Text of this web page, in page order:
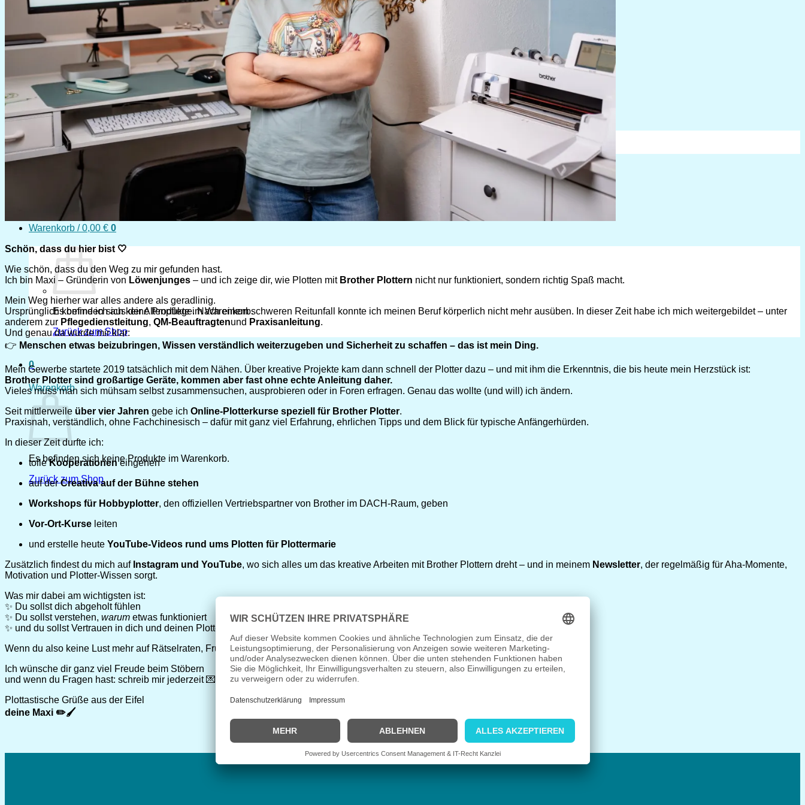
Shop
Plotterkurse
Über mich
Blog – Plotten
Suchen
nach:
Warenkorb /0,00 € 0
Es befinden sich keine Produkte im Warenkorb.
Zurück zum Shop
0
Warenkorb
Es befinden sich keine Produkte im Warenkorb.
Zurück zum Shop
Schön, dass du hier bist 🤍
Wie schön, dass du den Weg zu mir gefunden hast.
Ich bin Maxi – Gründerin von Löwenjunges – und ich zeige dir, wie Plotten mit Brother Plottern nicht nur funktioniert, sondern richtig Spaß macht.
Mein Weg hierher war alles andere als geradlinig.
Ursprünglich komme ich aus der Altenpflege. Nach einem schweren Reitunfall konnte ich meinen Beruf körperlich nicht mehr ausüben. In dieser Zeit habe ich mich weitergebildet – unter
anderem zur Pflegedienstleitung, QM-Beauftragtenund Praxisanleitung.
Und genau da wurde mir klar:
👉 Menschen etwas beizubringen, Wissen verständlich weiterzugeben und Sicherheit zu schaffen – das ist mein Ding.
Mein Gewerbe startete 2019 tatsächlich mit dem Nähen. Über kreative Projekte kam dann schnell der Plotter dazu – und mit ihm die Erkenntnis, die bis heute mein Herzstück ist:
Brother Plotter sind großartige Geräte, kommen aber fast ohne echte Anleitung daher.
Vieles muss man sich mühsam selbst zusammensuchen, ausprobieren oder in Foren erfragen. Genau das wollte (und will) ich ändern.
Seit mittlerweile über vier Jahren gebe ich Online-Plotterkurse speziell für Brother Plotter.
Praxisnah, verständlich, ohne Fachchinesisch – dafür mit ganz viel Erfahrung, ehrlichen Tipps und dem Blick für typische Anfängerhürden.
In dieser Zeit durfte ich:
tolleKooperationeneingehen
auf derCreativa auf der Bühne stehen
Workshops für Hobbyplotter, den offiziellen Vertriebspartner von Brother im DACH-Raum, geben
Vor-Ort-Kurse leiten
und erstelle heute YouTube-Videos rund ums Plotten für Plottermarie
Zusätzlich findest du mich auf Instagram und YouTube, wo sich alles um das kreative Arbeiten mit Brother Plottern dreht – und in meinem Newsletter, der regelmäßig für Aha-Momente,
Motivation und Plotter-Wissen sorgt.
Was mir dabei am wichtigsten ist:
✨ Du sollst dich abgeholt fühlen
✨ Du sollst verstehen, warum etwas funktioniert
✨ und du sollst Vertrauen in dich und deinen Plotter entwickeln
Wenn du also keine Lust mehr auf Rätselraten, Frustmaterial und „Warum macht der Plotter DAS jetzt?“ hast, bist du hier genau richtig.
Ich wünsche dir ganz viel Freude beim Stöbern
und wenn du Fragen hast: schreib mir jederzeit 💌
Plottastische Grüße aus der Eifel
deine Maxi ✏️🖌️